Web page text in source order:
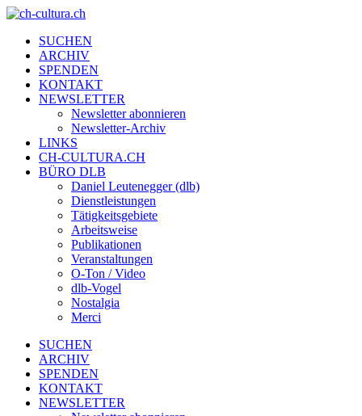
SUCHEN
ARCHIV
SPENDEN
KONTAKT
NEWSLETTER
Newsletter abonnieren
Newsletter-Archiv
LINKS
CH-CULTURA.CH
BÜRO DLB
Daniel Leutenegger (dlb)
Dienstleistungen
Tätigkeitsgebiete
Arbeitsweise
Publikationen
Veranstaltungen
O-Ton / Video
dlb-Vogel
Nostalgia
Merci
SUCHEN
ARCHIV
SPENDEN
KONTAKT
NEWSLETTER